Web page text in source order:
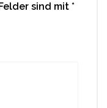
sind mit *